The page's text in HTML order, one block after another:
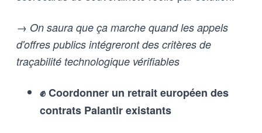
→ On saura que ça marche quand les appels
d'offres publics intégreront des critères de
traçabilité technologique vérifiables
✊ Coordonner un retrait européen des
contrats Palantir existants